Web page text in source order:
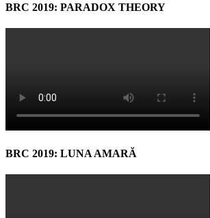
BRC 2019: PARADOX THEORY
BRC 2019: LUNA AMARĂ